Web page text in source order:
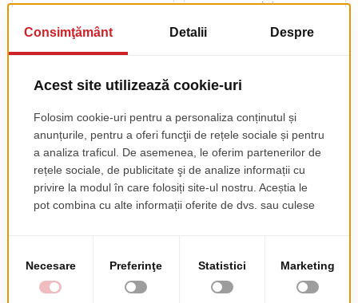
47.50 EUR pret de lista
79.00 EUR
Scaun Bit Antracit
Catering
pret de lista
79.00 EUR + TVA
Scaun Melody Cu
Brate Catering
pret de lista
588.00 EUR+ TVA
Scaun Eva-P Knitted
Scaun Eva P Catering